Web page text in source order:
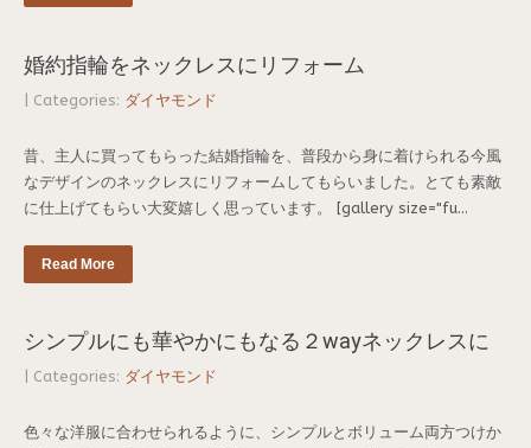
婚約指輪をネックレスにリフォーム
| Categories: ダイヤモンド
昔、主人に買ってもらった結婚指輪を、普段から身に着けられる今風
なデザインのネックレスにリフォームしてもらいました。とても素敵
に仕上げてもらい大変嬉しく思っています。 [gallery size="fu...
Read More
シンプルにも華やかにもなる２wayネックレスに
| Categories: ダイヤモンド
色々な洋服に合わせられるように、シンプルとボリューム両方つけか